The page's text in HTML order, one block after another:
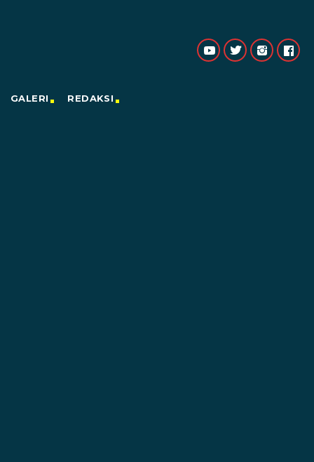
GALERI REDAKSI